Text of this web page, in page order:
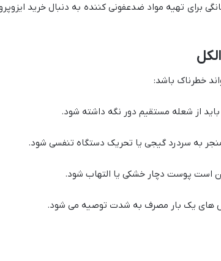
برای تهیه مواد ضدعفونی کننده به دنبال خرید
خطرناک باشد:
از شعله مستقیم دور نگه داشته شود.
به سردرد گیجی یا تحریک دستگاه تنفسی شود.
پوست دچار خشکی یا التهاب شود.
های یک بار مصرف به شدت توصیه می شود.